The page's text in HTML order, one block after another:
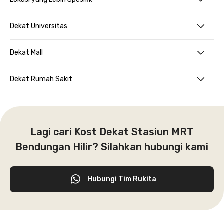
Dekat Universitas
Dekat Mall
Dekat Rumah Sakit
Lagi cari Kost Dekat Stasiun MRT
Bendungan Hilir? Silahkan hubungi kami
Hubungi Tim Rukita